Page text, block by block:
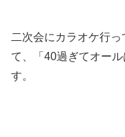
二次会にカラオケ行
て、「40過ぎてオー
す。